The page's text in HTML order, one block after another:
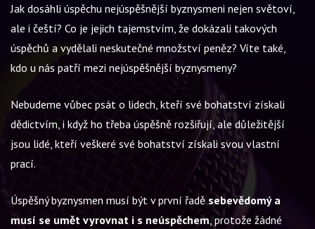
Jak dosáhli úspěchu nejúspěšnější byznysmeni nejen světoví,
ale i čeští? Co je jejich tajemstvím, že dokázali takových
úspěchů a vydělali neskutečné množství peněz? Víte také,
kdo u nás patří mezi nejúspěšnější byznysmeny?
Nebudeme vůbec psát o lidech, kteří své bohatství získali
dědictvím, i když ho třeba úspěšně rozšiřují, ale důležitější
jsou lidé, kteří veškeré své bohatství získali svou vlastní
prací.
Úspěšný byznysmen musí být v první řaděsebevědomý a
musí se umět vyrovnat i s neúspěchem, protože žádné